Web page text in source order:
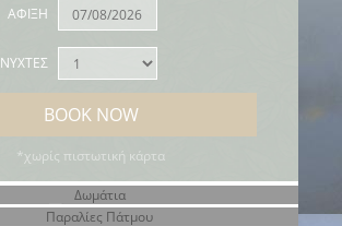
ΑΦΙΞΗ
ΝΥΧΤΕΣ
BOOK NOW
*χωρίς πιστωτική κάρτα